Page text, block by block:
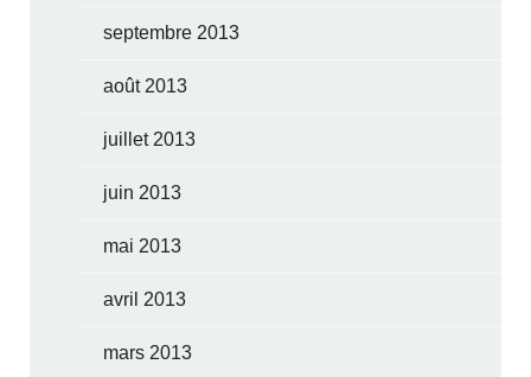
septembre 2013
août 2013
juillet 2013
juin 2013
mai 2013
avril 2013
mars 2013